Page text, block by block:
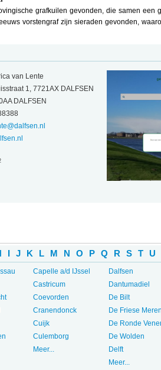
grafkuilen gevonden, die samen een
vorstengraf zijn sieraden gevonden,
van Lente
1, 7721AX DALFSEN
DALFSEN
I J K L M N O P Q R S T U
Capelle a/d IJssel
Castricum
Coevorden
Cranendonck
Cuijk
Culemborg
Meer...
Dalfsen
Dantumadiel
De Bilt
De Friese
De Ronde
De Wolden
Delft
Meer...